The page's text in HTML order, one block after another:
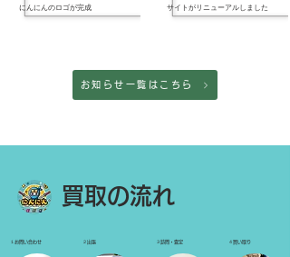
にんにんのロゴが完成 サイトがリニューアルしました
お知らせ一覧はこちら
買取の流れ
１お問い合わせ ２出張 ３訪問・査定 ４買い取り